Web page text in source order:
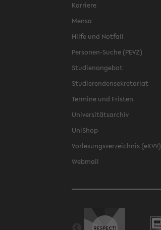
Karriere
Mensa
Hilfe und Notfall
Personen-Suche (PEVZ)
Studienangebot
Studierendensekretariat
Termine und Fristen
Universitätsarchiv
UniShop
Vorlesungsverzeichnis (eKVV)
Webmail